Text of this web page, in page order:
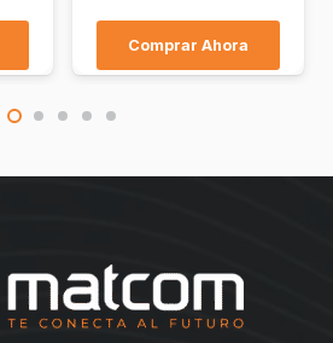
Comprar Ahora